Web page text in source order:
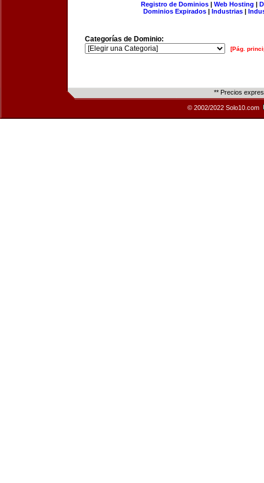
Registro de Dominios| Web Hosting |
Dominios Expirados | Industrias |
Categorías de Dominio:
[Pág.
** Precios
© 2002/2022 Solo10.com